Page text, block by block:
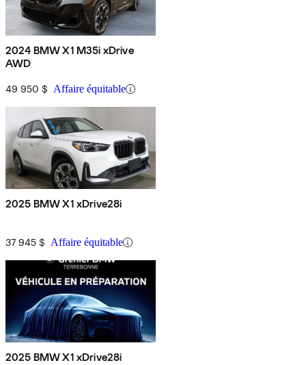
2024 BMW X1 M35i xDrive
AWD
49 950 $ Affaire équitable
2025 BMW X1 xDrive28i
37 945 $ Affaire équitable
2025 BMW X1 xDrive28i